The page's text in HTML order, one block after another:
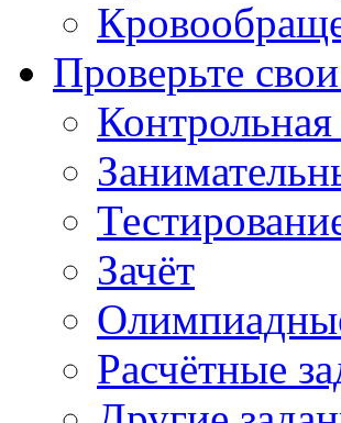
Проверьте
Контрольная
Зачёт
Расчётные